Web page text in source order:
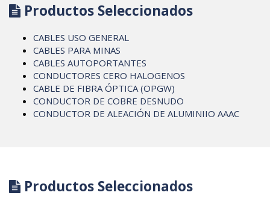
Productos Seleccionados
CABLES USO GENERAL
CABLES PARA MINAS
CABLES AUTOPORTANTES
CONDUCTORES CERO HALOGENOS
CABLE DE FIBRA ÓPTICA (OPGW)
CONDUCTOR DE COBRE DESNUDO
CONDUCTOR DE ALEACIÓN DE ALUMINIIO AAAC
Productos Seleccionados